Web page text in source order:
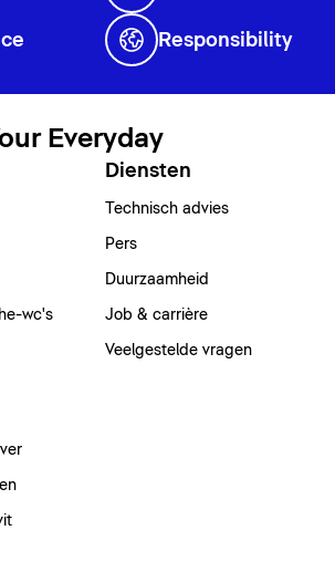
Responsibility
Everyday
wc's
Diensten
Technisch advies
Pers
Duurzaamheid
Job & carrière
Veelgestelde vragen